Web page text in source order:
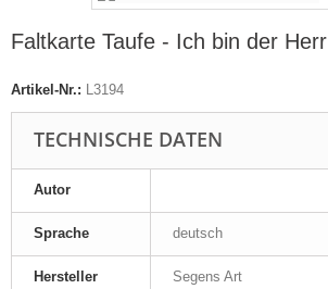
Faltkarte Taufe - Ich bin der Herr
Artikel-Nr.: L3194
TECHNISCHE DATEN
Autor
Sprache deutsch
Hersteller Segens Art